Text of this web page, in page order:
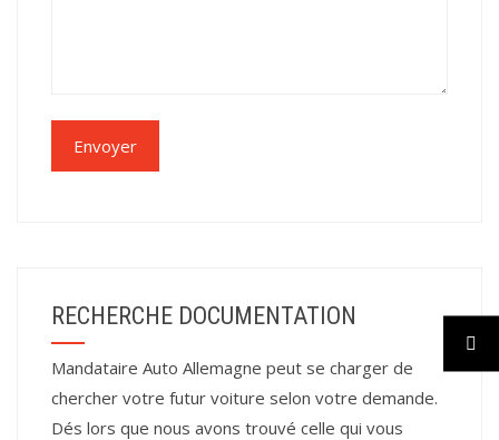
RECHERCHE DOCUMENTATION
Mandataire Auto Allemagne peut se charger de
chercher votre futur voiture selon votre demande.
Dés lors que nous avons trouvé celle qui vous